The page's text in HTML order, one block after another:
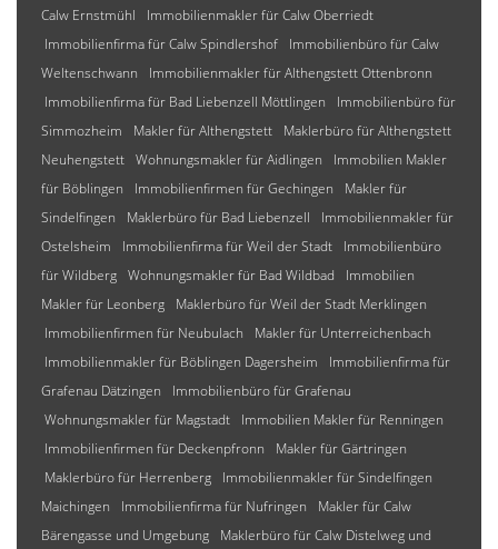
Calw Ernstmühl
Immobilienmakler für Calw Oberriedt
Immobilienfirma für Calw Spindlershof
Immobilienbüro für Calw
Weltenschwann
Immobilienmakler für Althengstett Ottenbronn
Immobilienfirma für Bad Liebenzell Möttlingen
Immobilienbüro für
Simmozheim
Makler für Althengstett
Maklerbüro für Althengstett
Neuhengstett Wohnungsmakler für Aidlingen
Immobilien Makler
für Böblingen
Immobilienfirmen für Gechingen
Makler für
Sindelfingen
Maklerbüro für Bad Liebenzell
Immobilienmakler für
Ostelsheim
Immobilienfirma für Weil der Stadt
Immobilienbüro
für Wildberg Wohnungsmakler für Bad Wildbad
Immobilien
Makler für Leonberg
Maklerbüro für Weil der Stadt Merklingen
Immobilienfirmen für Neubulach
Makler für Unterreichenbach
Immobilienmakler für Böblingen Dagersheim
Immobilienfirma für
Grafenau Dätzingen
Immobilienbüro für Grafenau
Wohnungsmakler für Magstadt
Immobilien Makler für Renningen
Immobilienfirmen für Deckenpfronn
Makler für Gärtringen
Maklerbüro für Herrenberg
Immobilienmakler für Sindelfingen
Maichingen
Immobilienfirma für Nufringen
Makler für Calw
Bärengasse und Umgebung
Maklerbüro für Calw Distelweg und